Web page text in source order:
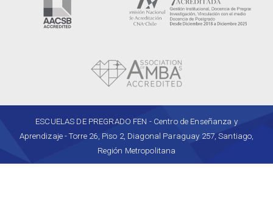
ESCUELAS DE PREGRADO FEN - Centro de Enseñanza y
Aprendizaje - Torre 26, Piso 2, Diagonal Paraguay 257, Santiago,
Región Metropolitana